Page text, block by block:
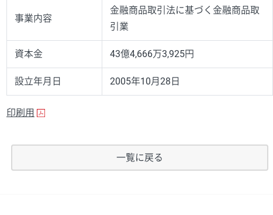
事業内容
金融商品取引法に基づく金融商品取
引業
資本金 43億4,666万3,925円
設立年月日 2005年10月28日
印刷用
一覧に戻る